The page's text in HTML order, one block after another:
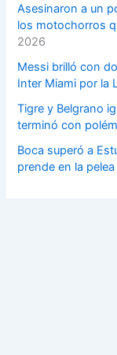
Asesinaron a un
los motochorros
2026
Messi brilló con
Inter Miami por la
Tigre y Belgrano
terminó con
Boca superó a
prende en la pelea